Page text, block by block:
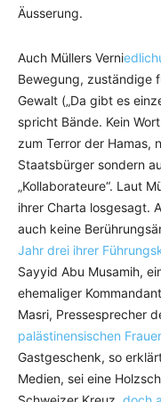
Äusserung.
Auch Müllers Verni
Bewegung, zuständige
Gewalt („Da gibt es
spricht Bände. Kein
zum Terror der Hamas,
Staatsbürger sondern
„Kollaborateure“. Laut
ihrer Charta losgesagt.
auch keine
Jahr drei ihrer
Sayyid Abu Musamih,
ehemaliger
Masri, Pressesprecher
palästinensischen
Gastgeschenk, so
Medien, sei eine